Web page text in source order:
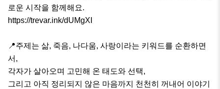
로운 시작을 함께해요.
https://trevar.ink/dUMgXI
📍주제는 삶, 죽음, 나다움, 사랑이라는 키워드를 순환하면
서,
각자가 살아오며 고민해 온 태도와 선택,
그리고 아직 정리되지 않은 마음까지 천천히 꺼내어 이야기